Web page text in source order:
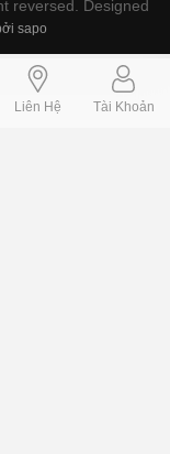
reversed. Designed
sapo
Liên Hệ Tài Khoản